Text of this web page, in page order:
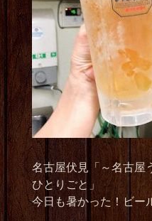
名古屋伏見「～名古屋
ひとりごと」
今日も暑かった！ビー